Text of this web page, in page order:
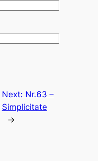
Next: Nr.63 –
Simplicitate
→